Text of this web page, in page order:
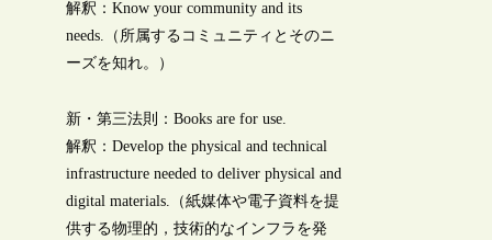
解釈：Know your community and its
needs.（所属するコミュニティとそのニ
ーズを知れ。）
新・第三法則：Books are for use.
解釈：Develop the physical and technical
infrastructure needed to deliver physical and
digital materials.（紙媒体や電子資料を提
供する物理的，技術的なインフラを発